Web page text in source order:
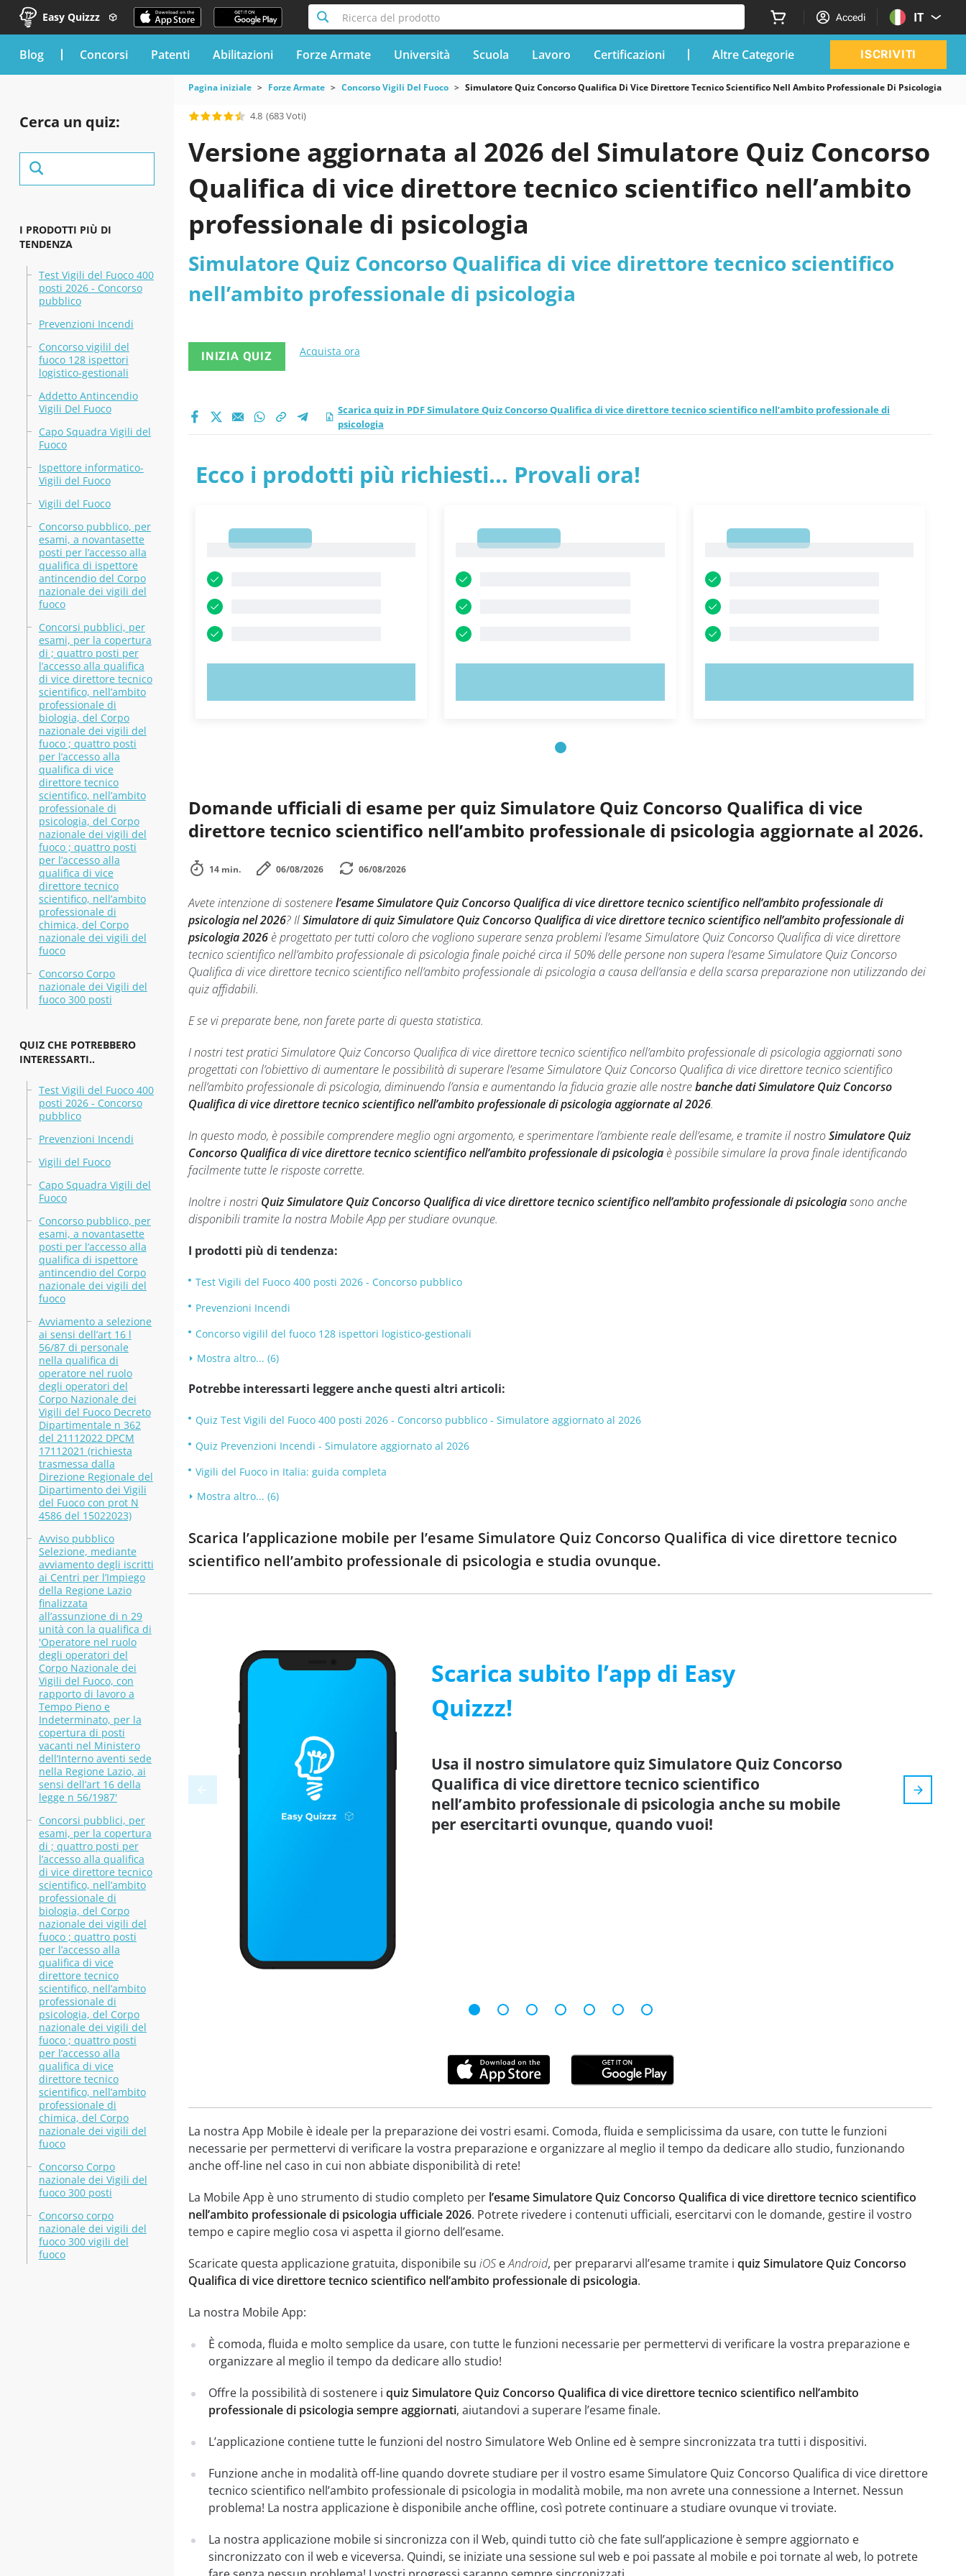
Easy Quizzz Ricerca del prodotto Accedi IT
blog Concorsi Patenti Abilitazioni Forze Armate Università Scuola Lavoro Certificazioni Altre Categorie ISCRIVITI
Cerca un quiz:
I PRODOTTI PIÙ DI
TENDENZA
Test Vigili del Fuoco 400
posti 2026 - Concorso
pubblico
Prevenzioni Incendi
Concorso vigilil del
fuoco 128 ispettori
logistico-gestionali
Addetto Antincendio
Vigili Del Fuoco
Capo Squadra Vigili del
Fuoco
Ispettore informatico-
Vigili del Fuoco
Vigili del Fuoco
Concorso pubblico, per
esami, a novantasette
posti per l’accesso alla
qualifica di ispettore
antincendio del Corpo
nazionale dei vigili del
fuoco
Concorsi pubblici, per
esami, per la copertura
di ; quattro posti per
l’accesso alla qualifica
di vice direttore tecnico
scientifico, nell’ambito
professionale di
biologia, del Corpo
nazionale dei vigili del
fuoco ; quattro posti
per l’accesso alla
qualifica di vice
direttore tecnico
scientifico, nell’ambito
professionale di
psicologia, del Corpo
nazionale dei vigili del
fuoco ; quattro posti
per l’accesso alla
qualifica di vice
direttore tecnico
scientifico, nell’ambito
professionale di
chimica, del Corpo
nazionale dei vigili del
fuoco
Concorso Corpo
nazionale dei Vigili del
fuoco 300 posti
QUIZ CHE POTREBBERO
INTERESSARTI..
Test Vigili del Fuoco 400
posti 2026 - Concorso
pubblico
Prevenzioni Incendi
Vigili del Fuoco
Capo Squadra Vigili del
Fuoco
Concorso pubblico, per
esami, a novantasette
posti per l’accesso alla
qualifica di ispettore
antincendio del Corpo
nazionale dei vigili del
fuoco
Avviamento a selezione
ai sensi dell’art 16 l
56/87 di personale
nella qualifica di
operatore nel ruolo
degli operatori del
Corpo Nazionale dei
Vigili del Fuoco Decreto
Dipartimentale n 362
del 21112022 DPCM
17112021 (richiesta
trasmessa dalla
Direzione Regionale del
Dipartimento dei Vigili
del Fuoco con prot N
4586 del 15022023)
Avviso pubblico
Selezione, mediante
avviamento degli iscritti
ai Centri per l’Impiego
della Regione Lazio
finalizzata
all’assunzione di n 29
unità con la qualifica di
'Operatore nel ruolo
degli operatori del
Corpo Nazionale dei
Vigili del Fuoco, con
rapporto di lavoro a
Tempo Pieno e
Indeterminato, per la
copertura di posti
vacanti nel Ministero
dell’Interno aventi sede
nella Regione Lazio, ai
sensi dell’art 16 della
legge n 56/1987'
Concorsi pubblici, per
esami, per la copertura
di ; quattro posti per
l’accesso alla qualifica
di vice direttore tecnico
scientifico, nell’ambito
professionale di
biologia, del Corpo
nazionale dei vigili del
fuoco ; quattro posti
per l’accesso alla
qualifica di vice
direttore tecnico
scientifico, nell’ambito
professionale di
psicologia, del Corpo
nazionale dei vigili del
fuoco ; quattro posti
per l’accesso alla
qualifica di vice
direttore tecnico
scientifico, nell’ambito
professionale di
chimica, del Corpo
nazionale dei vigili del
fuoco
Concorso Corpo
nazionale dei Vigili del
fuoco 300 posti
Concorso corpo
nazionale dei vigili del
fuoco 300 vigili del
fuoco
Pagina iniziale Forze Armate Concorso Vigili Del Fuoco Simulatore Quiz Concorso Qualifica Di Vice Direttore Tecnico Scientifico Nell Ambito Professionale Di Psicologia
4.8 (683 Voti)
Versione aggiornata al 2026 del Simulatore Quiz Concorso
Qualifica di vice direttore tecnico scientifico nell’ambito
professionale di psicologia
Simulatore Quiz Concorso Qualifica di vice direttore tecnico scientifico
nell’ambito professionale di psicologia
INIZIA QUIZ Acquista ora
Scarica quiz in PDF Simulatore Quiz Concorso Qualifica di vice direttore tecnico scientifico nell’ambito professionale di
psicologia
Ecco i prodotti più richiesti... Provali ora!
Domande ufficiali di esame per quiz Simulatore Quiz Concorso Qualifica di vice
direttore tecnico scientifico nell’ambito professionale di psicologia aggiornate al 2026.
14 min. 06/08/2026 06/08/2026
Avete intenzione di sostenerel’esame Simulatore Quiz Concorso Qualifica di vice direttore tecnico scientifico nell’ambito professionale di
psicologia nel 2026? IlSimulatore di quiz Simulatore Quiz Concorso Qualifica di vice direttore tecnico scientifico nell’ambito professionale di
psicologia 2026è progettato per tutti coloro che vogliono superare senza problemi l’esame Simulatore Quiz Concorso Qualifica di vice direttore
tecnico scientifico nell’ambito professionale di psicologia finale poiché circa il 50% delle persone non supera l’esame Simulatore Quiz Concorso
Qualifica di vice direttore tecnico scientifico nell’ambito professionale di psicologia a causa dell’ansia e della scarsa preparazione non utilizzando dei
quiz affidabili.
E se vi preparate bene, non farete parte di questa statistica.
I nostri test pratici Simulatore Quiz Concorso Qualifica di vice direttore tecnico scientifico nell’ambito professionale di psicologia aggiornati sono
progettati con l’obiettivo di aumentare le possibilità di superare l’esame Simulatore Quiz Concorso Qualifica di vice direttore tecnico scientifico
nell’ambito professionale di psicologia, diminuendo l’ansia e aumentando la fiducia grazie alle nostrebanche dati Simulatore Quiz Concorso
Qualifica di vice direttore tecnico scientifico nell’ambito professionale di psicologia aggiornate al 2026.
In questo modo, è possibile comprendere meglio ogni argomento, e sperimentare l’ambiente reale dell’esame, e tramite il nostroSimulatore Quiz
Concorso Qualifica di vice direttore tecnico scientifico nell’ambito professionale di psicologiaè possibile simulare la prova finale identificando
facilmente tutte le risposte corrette.
Inoltre i nostri Quiz Simulatore Quiz Concorso Qualifica di vice direttore tecnico scientifico nell’ambito professionale di psicologiasono anche
disponibili tramite la nostra Mobile App per studiare ovunque.
I prodotti più di tendenza:
Test Vigili del Fuoco 400 posti 2026 - Concorso pubblico
Prevenzioni Incendi
Concorso vigilil del fuoco 128 ispettori logistico-gestionali
Mostra altro... (6)
Potrebbe interessarti leggere anche questi altri articoli:
Quiz Test Vigili del Fuoco 400 posti 2026 - Concorso pubblico - Simulatore aggiornato al 2026
Quiz Prevenzioni Incendi - Simulatore aggiornato al 2026
Vigili del Fuoco in Italia: guida completa
Mostra altro... (6)
Scarica l’applicazione mobile per l’esame Simulatore Quiz Concorso Qualifica di vice direttore tecnico
scientifico nell’ambito professionale di psicologia e studia ovunque.
Scarica subito l’app di Easy
Quizzz!
Usa il nostro simulatore quiz Simulatore Quiz Concorso
Qualifica di vice direttore tecnico scientifico
nell’ambito professionale di psicologia anche su mobile
per esercitarti ovunque, quando vuoi!
La nostra App Mobile è ideale per la preparazione dei vostri esami. Comoda, fluida e semplicissima da usare, con tutte le funzioni
necessarie per permettervi di verificare la vostra preparazione e organizzare al meglio il tempo da dedicare allo studio, funzionando
anche off-line nel caso in cui non abbiate disponibilità di rete!
La Mobile App è uno strumento di studio completo per l’esame Simulatore Quiz Concorso Qualifica di vice direttore tecnico scientifico
nell’ambito professionale di psicologia ufficiale 2026. Potrete rivedere i contenuti ufficiali, esercitarvi con le domande, gestire il vostro
tempo e capire meglio cosa vi aspetta il giorno dell’esame.
Scaricate questa applicazione gratuita, disponibile su iOSeAndroid, per prepararvi all’esame tramite i quiz Simulatore Quiz Concorso
Qualifica di vice direttore tecnico scientifico nell’ambito professionale di psicologia.
La nostra Mobile App:
È comoda, fluida e molto semplice da usare, con tutte le funzioni necessarie per permettervi di verificare la vostra preparazione e
organizzare al meglio il tempo da dedicare allo studio!
Offre la possibilità di sostenere i quiz Simulatore Quiz Concorso Qualifica di vice direttore tecnico scientifico nell’ambito
professionale di psicologia sempre aggiornati, aiutandovi a superare l’esame finale.
L’applicazione contiene tutte le funzioni del nostro Simulatore Web Online ed è sempre sincronizzata tra tutti i dispositivi.
Funzione anche in modalità off-line quando dovrete studiare per il vostro esame Simulatore Quiz Concorso Qualifica di vice direttore
tecnico scientifico nell’ambito professionale di psicologia in modalità mobile, ma non avrete una connessione a Internet. Nessun
problema! La nostra applicazione è disponibile anche offline, così potrete continuare a studiare ovunque vi troviate.
La nostra applicazione mobile si sincronizza con il Web, quindi tutto ciò che fate sull’applicazione è sempre aggiornato e
sincronizzato con il web e viceversa. Quindi, se iniziate una sessione sul web e poi passate al mobile e poi tornate al web, lo potrete